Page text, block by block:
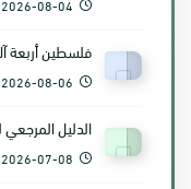
2026-08-04
فلسطين أربعة
2026-08-06
الدليل
2026-07-08